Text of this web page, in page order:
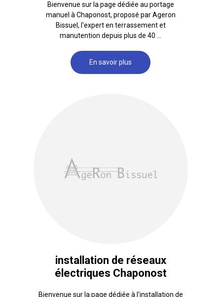
Bienvenue sur la page dédiée au portage
manuel à Chaponost, proposé par Ageron
Bissuel, l'expert en terrassement et
manutention depuis plus de 40 ...
En savoir plus
installation de réseaux
électriques Chaponost
Bienvenue sur la page dédiée à l'installation de